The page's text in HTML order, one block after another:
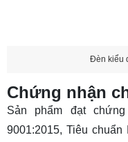
Đèn kiểu
Chứng nhận
Sản phẩm đạt
9001:2015, Tiêu chuẩn